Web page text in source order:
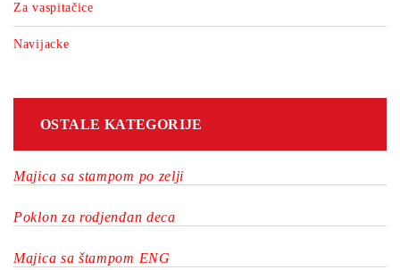
Za vaspitačice
Navijacke
OSTALE KATEGORIJE
Majica sa stampom po zelji
Poklon za rodjendan deca
Majica sa štampom ENG